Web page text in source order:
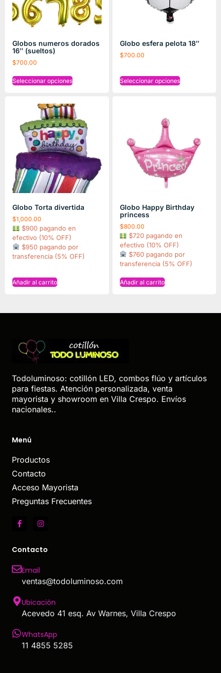
Globos numeros dorados
16″ (sueltos)
$700.00
Seleccionar opciones
Globo esfera pelota 18″
$700.00
Seleccionar opciones
Globo Torta divertida
$1,000.00
$900 pagando en
efectivo (10% OFF)
$950 pagando por
transferencia (5% OFF)
Añadir al carrito
Globo Happy Birthday
princess
$800.00
$720 pagando en
efectivo (10% OFF)
$760 pagando por
transferencia (5% OFF)
Añadir al carrito
Todoluminoso: cotillón LED, combos flúo y artículos
para fiestas. Atención personalizada, venta
mayorista y showroom en Villa Crespo. Envíos
nacionales..
Menú
Productos
Contacto
Acceso Mayorista
Preguntas Frecuentes
Contacto
Email
ventas@todoluminoso.com
Ubicación
Acevedo 41 esq. Av Warnes, Villa Crespo
WhatsApp
11 4855 5285